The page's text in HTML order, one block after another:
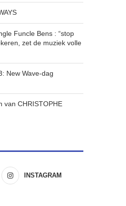
Funcle Bens : “stop
zet de muziek volle
New Wave-dag
van CHRISTOPHE
INSTAGRAM